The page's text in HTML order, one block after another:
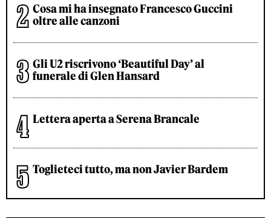
Cosa mi ha insegnato Francesco Guccini
oltre alle canzoni
Gli U2 riscrivono ‘Beautiful Day’ al
funerale di Glen Hansard
Lettera aperta a Serena Brancale
Toglieteci tutto, ma non Javier Bardem